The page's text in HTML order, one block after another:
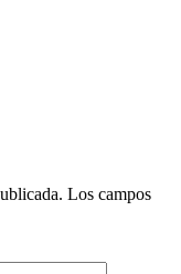
Los campos